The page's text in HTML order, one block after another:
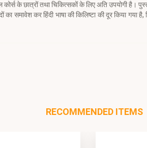
के छात्रों तथा चिकित्सकों के लिए अति उपयोगी है।
समावेश कर हिंदी भाषा की किलिष्टा की दूर किया गया
RECOMMENDED ITEMS